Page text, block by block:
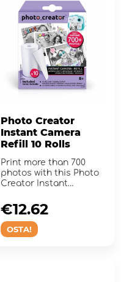
Photo Creator
Instant Camera
Refill 10 Rolls
Print more than 700
photos with this Photo
Creator Instant
OSTA!
€12.62